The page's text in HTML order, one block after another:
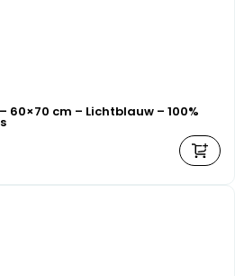
60×70 cm – Lichtblauw – 100%